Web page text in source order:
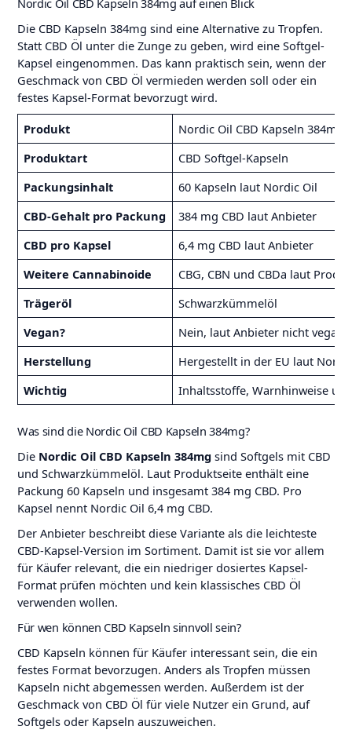
Die CBD Kapseln 384mg sind eine Alternative zu Tropfen.
Statt CBD Öl unter die Zunge zu geben, wird eine Softgel-
Kapsel eingenommen. Das kann praktisch sein, wenn der
Geschmack von CBD Öl vermieden werden soll oder ein
festes Kapsel-Format bevorzugt wird.
Produkt
Nordic Oil CBD Kapseln 384mg
Produktart
CBD Softgel-Kapseln
Packungsinhalt
60 Kapseln laut Nordic Oil
CBD-Gehalt pro Packung
384 mg CBD laut Anbieter
CBD pro Kapsel
6,4 mg CBD laut Anbieter
Weitere Cannabinoide
CBG, CBN und CBDa laut
Trägeröl
Schwarzkümmelöl
Vegan?
Nein, laut Anbieter nicht
Herstellung
Hergestellt in der EU laut
Wichtig
Inhaltsstoffe, Warnhinweise
Was sind die Nordic Oil CBD Kapseln 384mg?
Die Nordic Oil CBD Kapseln 384mg sind Softgels mit CBD
und Schwarzkümmelöl. Laut Produktseite enthält eine
Packung 60 Kapseln und insgesamt 384 mg CBD. Pro
Kapsel nennt Nordic Oil 6,4 mg CBD.
Der Anbieter beschreibt diese Variante als die leichteste
CBD-Kapsel-Version im Sortiment. Damit ist sie vor allem
für Käufer relevant, die ein niedriger dosiertes Kapsel-
Format prüfen möchten und kein klassisches CBD Öl
verwenden wollen.
Für wen können CBD Kapseln sinnvoll sein?
CBD Kapseln können für Käufer interessant sein, die ein
festes Format bevorzugen. Anders als Tropfen müssen
Kapseln nicht abgemessen werden. Außerdem ist der
Geschmack von CBD Öl für viele Nutzer ein Grund, auf
Softgels oder Kapseln auszuweichen.